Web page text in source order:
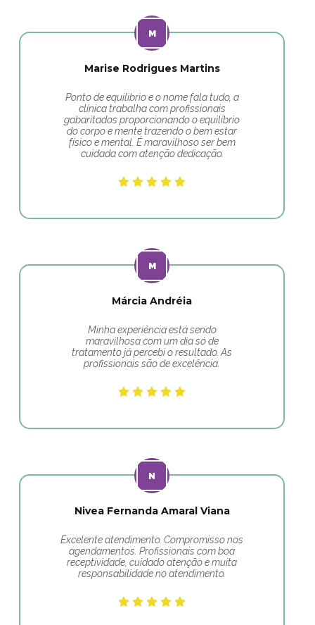
Marise Rodrigues Martins
Ponto de equilibrio e o nome fala tudo, a
clínica trabalha com profissionais
gabaritados proporcionando o equilíbrio
do corpo e mente trazendo o bem estar
físico e mental. É maravilhoso ser bem
cuidada com atenção dedicação.
Márcia Andréia
Minha experiência está sendo
maravilhosa com um dia só de
tratamento já percebi o resultado. As
profissionais são de excelência.
Nivea Fernanda Amaral Viana
Excelente atendimento. Compromisso nos
agendamentos. Profissionais com boa
receptividade, cuidado atenção e muita
responsabilidade no atendimento.